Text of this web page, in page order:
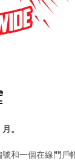
。
和一個在線門戶